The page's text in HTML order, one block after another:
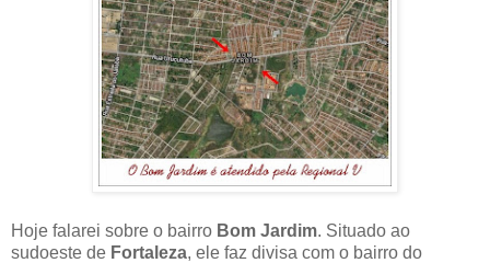
Hoje falarei sobre o bairro Bom Jardim. Situado ao
sudoeste de Fortaleza, ele faz divisa com o bairro do